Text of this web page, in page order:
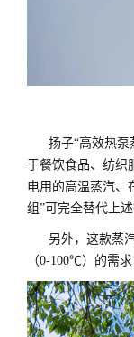
扬子“高效热泵
于餐饮食品、纺织
电用的高温蒸汽、
组”可完全替代上
另外，这款蒸汽
（0-100℃）的需